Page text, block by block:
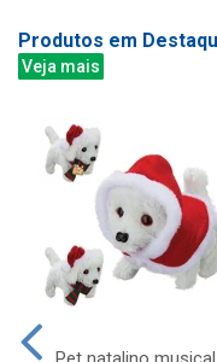
Produtos em
Veja mais